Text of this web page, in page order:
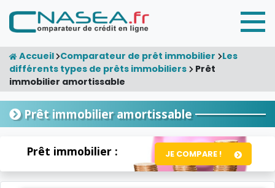
Accueil Comparateur de prêt immobilier
Les
différents types de prêts immobiliers
Prêt
immobilier amortissable
Prêt immobilier amortissable
Prêt immobilier : JE COMPARE !